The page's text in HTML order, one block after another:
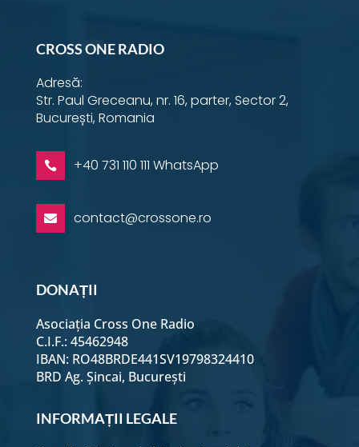
CROSS ONE RADIO
Adresă:
Str. Paul Greceanu, nr. 16, parter, Sector 2,
București, Romania
 +40 731 110 111 WhatsApp
 contact@crossone.ro
DONAȚII
Asociația Cross One Radio
C.I.F.: 45462948
IBAN: RO48BRDE441SV19798324410
BRD Ag. Șincai, București
INFORMAȚII LEGALE